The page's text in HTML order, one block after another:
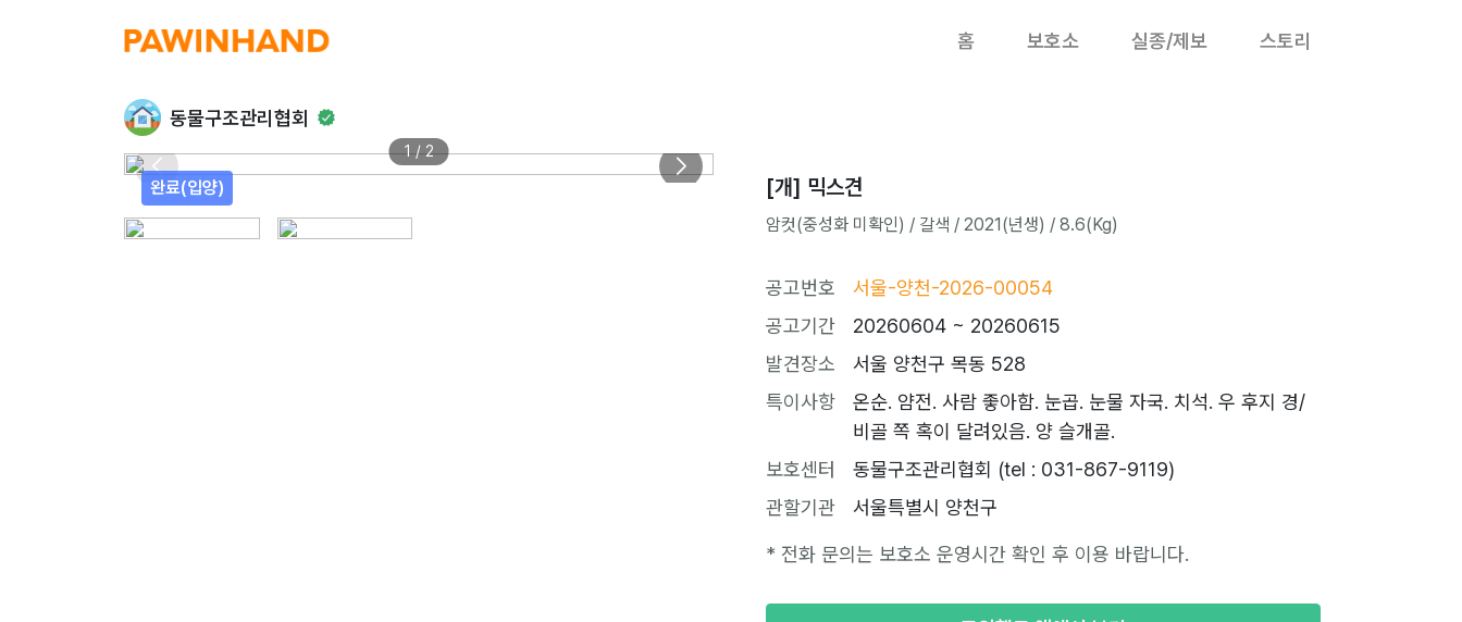
홈 보호소 실종/제보 스토리
동물구조관리협회
완료(입양)
1 / 2
[개] 믹스견
암컷(중성화 미확인) / 갈색 / 2021(년생) / 8.6(Kg)
공고번호
서울-양천-2026-00054
공고기간
20260604 ~ 20260615
발견장소
서울 양천구 목동 528
특이사항
온순. 얌전. 사람 좋아함. 눈곱. 눈물 자국. 치석. 우 후지 경/
비골 쪽 혹이 달려있음. 양 슬개골.
보호센터
동물구조관리협회 (tel : 031-867-9119)
관할기관
서울특별시 양천구
* 전화 문의는 보호소 운영시간 확인 후 이용 바랍니다.